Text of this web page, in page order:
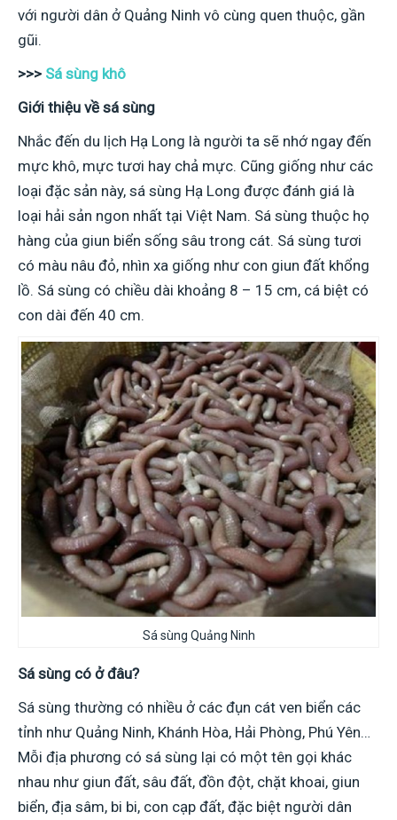
với người dân ở Quảng Ninh vô cùng quen thuộc, gần
gũi.
>>> Sá sùng khô
Giới thiệu về sá sùng
Nhắc đến du lịch Hạ Long là người ta sẽ nhớ ngay đến
mực khô, mực tươi hay chả mực. Cũng giống như các
loại đặc sản này, sá sùng Hạ Long được đánh giá là
loại hải sản ngon nhất tại Việt Nam. Sá sùng thuộc họ
hàng của giun biển sống sâu trong cát. Sá sùng tươi
có màu nâu đỏ, nhìn xa giống như con giun đất khổng
lồ. Sá sùng có chiều dài khoảng 8 – 15 cm, cá biệt có
con dài đến 40 cm.
Sá sùng Quảng Ninh
Sá sùng có ở đâu?
Sá sùng thường có nhiều ở các đụn cát ven biển các
tỉnh như Quảng Ninh, Khánh Hòa, Hải Phòng, Phú Yên…
Mỗi địa phương có sá sùng lại có một tên gọi khác
nhau như giun đất, sâu đất, đồn đột, chặt khoai, giun
biển, địa sâm, bi bi, con cạp đất, đặc biệt người dân